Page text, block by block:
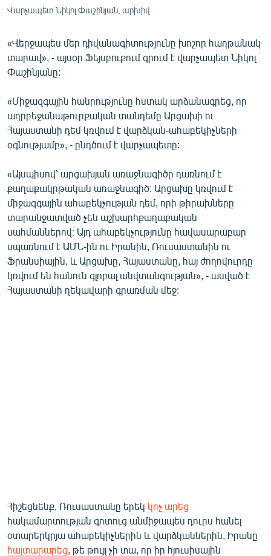
ԿՈՐՈՆԱՎԻՐՈՒՍ
ՏԵՍԱՆՅՈՒԹԵՐ
ԲԱՆԱՎԵՃ
ՓՈԴՔԱՍԹ
Հայերեն
English
Русский
ՀԵՏԵՎԵՔ ՄԵԶ
Վարչապետ Նիկոլ Փաշինյան, արխիվ
«Վերջապես մեր դիվանագիտությունը խոշոր հաղթանակ
տարավ», - այսօր Ֆեյսբուքում գրում է վարչապետ Նիկոլ
Փաշինյանը:
«Միջազգային հանրությունը հստակ արձանագրեց, որ
ադրբեջանաթուրքական տանդեմը Արցախի ու
Հայաստանի դեմ կռվում է վարձկան-ահաբեկիչների
օգնությամբ», - ընդծում է վարչապետը:
«Այսպիսով՝ արցախյան առաջնագիծը դառնում է
քաղաքակրթական առաջնագիծ։ Արցախը կռվում է
միջազգային ահաբեկչության դեմ, որի թիրախները
տարանջատված չեն աշխարհքաղաքական
սահմաններով։ Այդ ահաբեկչությունը հավասարաբար
սպառնում է ԱՄՆ-ին ու Իրանին, Ռուսաստանին ու
Ֆրանսիային, և Արցախը, Հայաստանը, հայ ժողովուրդը
կռվում են հանուն գլոբալ անվտանգության», - ասված է
Հայաստանի ղեկավարի գրառման մեջ:
Հիշեցնենք, Ռուսաստանը երեկ կոչ արեց
հակամարտության գոտուց անմիջապես դուրս հանել
օտարերկրյա ահաբեկիչներին և վարձկաններին, Իրանը
հայտարարեց , թե թույլ չի տա, որ իր հյուսիսային